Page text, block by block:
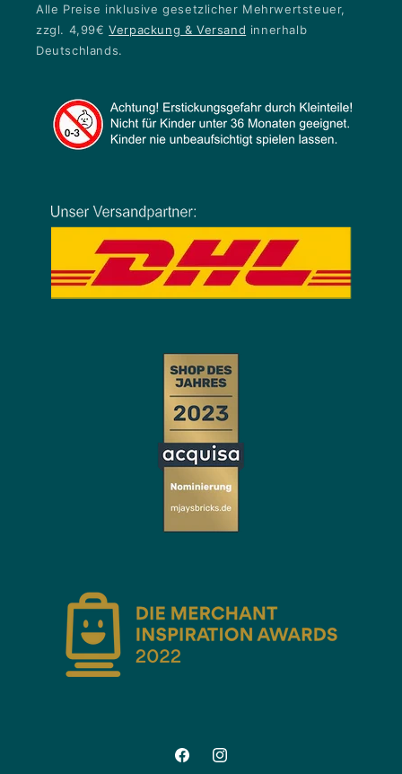
Alle Preise inklusive gesetzlicher Mehrwertsteuer,
zzgl. 4,99€Verpackung & Versand innerhalb
Deutschlands.
FacebookInstagram